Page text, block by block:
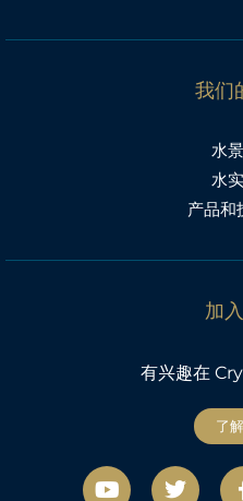
我们
水
水
产品和
加
有兴趣在
了
视
微